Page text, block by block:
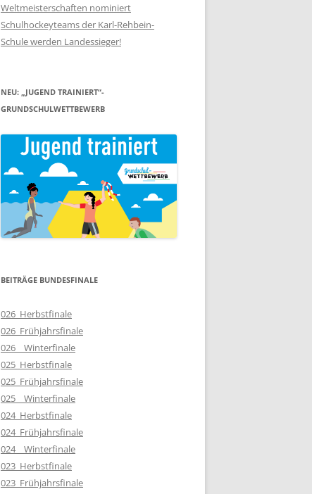
Weltmeisterschaften nominiert
Schulhockeyteams der Karl-Rehbein-
Schule werden Landessieger!
NEU: „JUGEND TRAINIERT“-
GRUNDSCHULWETTBEWERB
BEITRÄGE BUNDESFINALE
026_Herbstfinale
026_Frühjahrsfinale
026__Winterfinale
025_Herbstfinale
025_Frühjahrsfinale
025__Winterfinale
024_Herbstfinale
024_Frühjahrsfinale
024__Winterfinale
023_Herbstfinale
023_Frühjahrsfinale